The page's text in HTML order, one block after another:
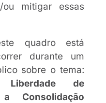
mitigar essas
quadro está
durante um
sobre o tema:
Liberdade de
Consolidação